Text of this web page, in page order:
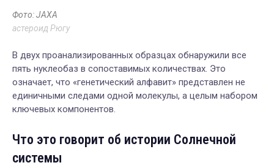
Фото: JAXA
астероид Рюгу
В двух проанализированных образцах обнаружили все
пять нуклеобаз в сопоставимых количествах. Это
означает, что «генетический алфавит» представлен не
единичными следами одной молекулы, а целым набором
ключевых компонентов.
Что это говорит об истории Солнечной
системы